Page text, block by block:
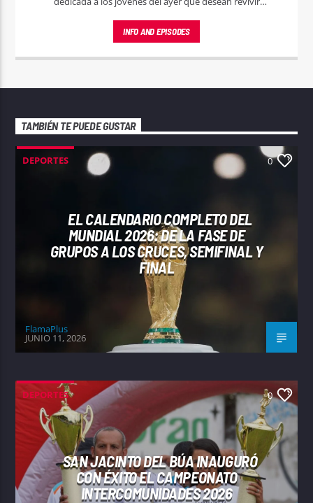
su juventud.
INFO AND EPISODES
TAMBIÉN TE PUEDE GUSTAR
DEPORTES 0
EL CALENDARIO COMPLETO DEL
MUNDIAL 2026: DE LA FASE DE
GRUPOS A LOS CRUCES, SEMIFINAL Y
FINAL
FlamaPlus
JUNIO 11, 2026
DEPORTES 0
SAN JACINTO DEL BÚA INAUGURÓ
CON ÉXITO EL CAMPEONATO
INTERCOMUNIDADES 2026